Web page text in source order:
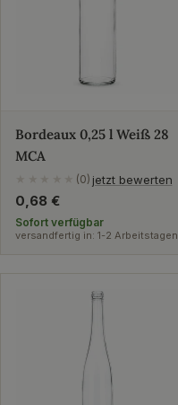
Bordeaux 0,25 l Weiß 28
MCA
(0) jetzt bewerten
Regulärer
Preis
0,68 €
Sofort verfügbar
versandfertig in: 1-2 Arbeitstagen